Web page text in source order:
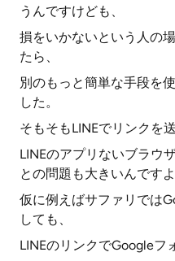
うんですけども、
損をいかないという人の
たら、
別のもっと簡単な手段を
した。
そもそもLINEでリンクを
LINEのアプリないブラウ
との問題も大きいんですよ
仮に例えばサファリでは
しても、
LINEのリンクでGoogleフ